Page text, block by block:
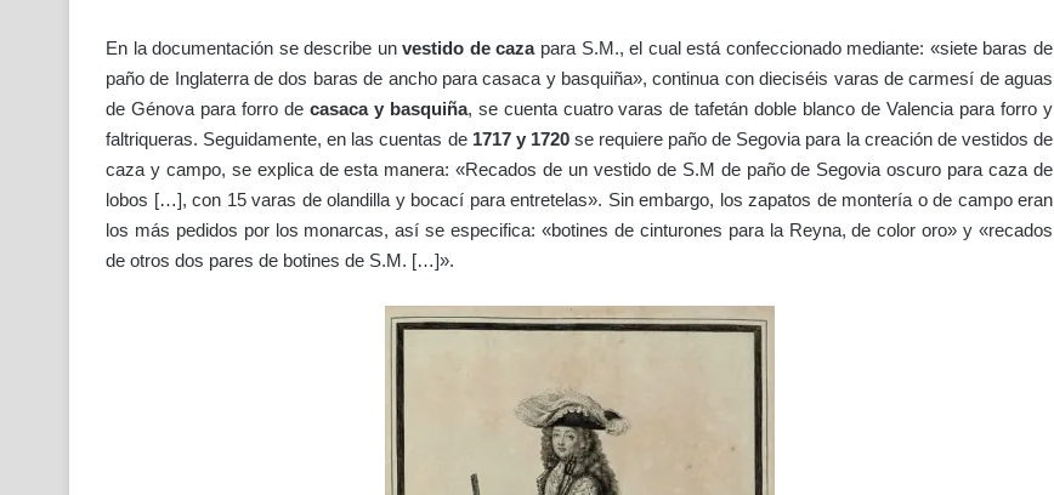
En la documentación se describe unvestido de cazapara S.M., el cual está confeccionado mediante: «siete baras de
paño de Inglaterra de dos baras de ancho para casaca y basquiña», continua con dieciséis varas de carmesí de aguas
de Génova para forro de casaca y basquiña, se cuenta cuatro varas de tafetán doble blanco de Valencia para forro y
faltriqueras. Seguidamente, en las cuentas de 1717 y 1720se requiere paño de Segovia para la creación de vestidos de
caza y campo, se explica de esta manera: «Recados de un vestido de S.M de paño de Segovia oscuro para caza de
lobos […], con 15 varas de olandilla y bocací para entretelas». Sin embargo, los zapatos de montería o de campo eran
los más pedidos por los monarcas, así se especifica: «botines de cinturones para la Reyna, de color oro» y «recados
de otros dos pares de botines de S.M. […]».